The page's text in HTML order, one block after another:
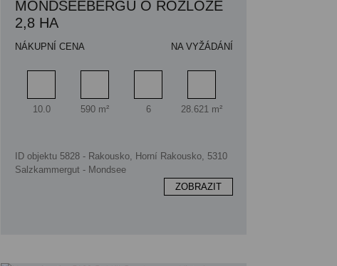
MONDSEEBERGU O ROZLOZE
2,8 HA
NÁKUPNÍ CENA NA VYŽÁDÁNÍ
Pokoj
10.0
Obytný prostor
590 m²
Koupelna
6
Plocha pozemku
28.621 m²
ID objektu 5828 - Rakousko, Horní Rakousko, 5310
Salzkammergut - Mondsee
ZOBRAZIT